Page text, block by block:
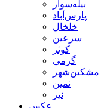
بیله‌سوار
پارس‌آباد
خلخال
سرعین
کوثر
گرمی
مشکین‌شهر
نمین
نیر